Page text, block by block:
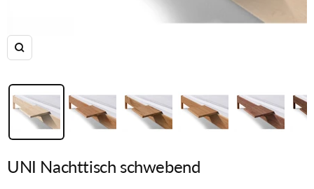
Zoom
UNI Nachttisch schwebend